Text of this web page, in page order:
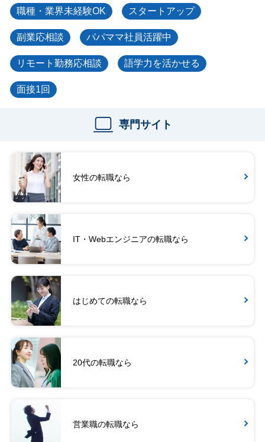
職種・業界未経験OK スタートアップ
副業応相談 パパママ社員活躍中
リモート勤務応相談 語学力を活かせる
面接1回
専門サイト
女性の転職なら
IT・Webエンジニアの転職なら
はじめての転職なら
20代の転職なら
営業職の転職なら